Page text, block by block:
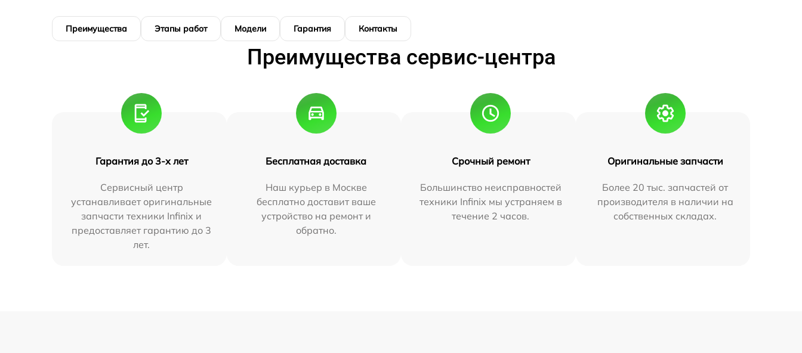
Преимущества Этапы работ Модели Гарантия Контакты
Преимущества сервис-центра
Гарантия до 3-х лет
Сервисный центр
устанавливает оригинальные
запчасти техники Infinix и
предоставляет гарантию до 3
лет.
Бесплатная доставка
Наш курьер в Москве
бесплатно доставит ваше
устройство на ремонт и
обратно.
Срочный ремонт
Большинство неисправностей
техники Infinix мы устраняем в
течение 2 часов.
Оригинальные запчасти
Более 20 тыс. запчастей от
производителя в наличии на
собственных складах.